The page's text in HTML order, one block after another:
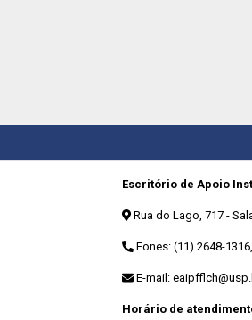
Escritório de Apoio
Rua do Lago, 717 -
Fones: (11) 2648-
E-mail:
Horário de